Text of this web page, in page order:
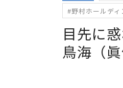
#野村ホールディ
目先に
鳥海（